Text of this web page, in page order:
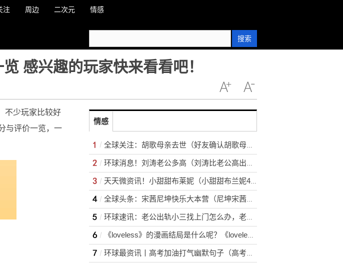
注 周边 二次元 情感
搜索
感兴趣的玩家快来看看吧！
不少玩家比较好
与评价一览，一
情感
全球关注：胡歌母亲去世（好友确认胡歌母亲去世消息）
环球消息！刘涛老公多高（刘涛比老公高出半个头）
天天微资讯！小甜甜布莱妮（小甜甜布兰妮40岁生日）
全球头条：宋茜尼坤快乐大本营（尼坤宋茜近十年不同台）
环球速讯：老公出轨小三找上门怎么办，老公出轨婚外情小三找上门
《loveless》的漫画结局是什么呢？《loveless》清明爱立夏吗？
环球最资讯丨高考加油打气幽默句子（高考给自己加油打气的句子）